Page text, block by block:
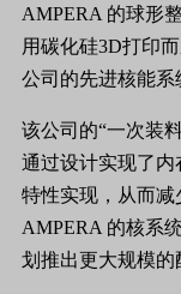
AMPERA 的球形
用碳化硅3D打印
公司的先进核能系
该公司的“一次装
通过设计实现了
特性实现，从而减
AMPERA 的核系
划推出更大规模的